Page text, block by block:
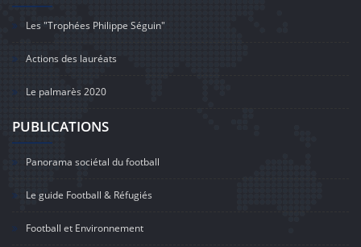
Les "Trophées Philippe Séguin"
Actions des lauréats
Le palmarès 2020
PUBLICATIONS
Panorama sociétal du football
Le guide Football & Réfugiés
Football et Environnement